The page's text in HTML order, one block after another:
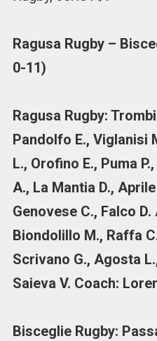
Ragusa Rugby –
0-11)
Ragusa Rugby:
Pandolfo E., Viglanisi
L., Orofino E., Puma
A., La Mantia D.,
Genovese C., Falco D.
Biondolillo M., Raffa
Scrivano G., Agosta
Saieva V. Coach:
Bisceglie Rugby: